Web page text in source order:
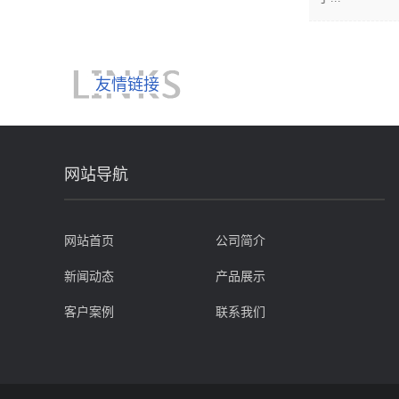
友情链接
网站导航
网站首页 公司简介
新闻动态 产品展示
客户案例 联系我们